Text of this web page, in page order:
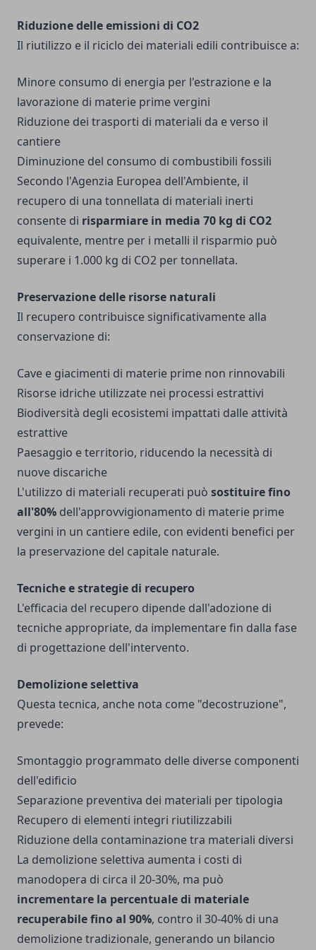
Riduzione delle emissioni di CO2
Il riutilizzo e il riciclo dei materiali edili contribuisce a:
Minore consumo di energia per l'estrazione e la
lavorazione di materie prime vergini
Riduzione dei trasporti di materiali da e verso il
cantiere
Diminuzione del consumo di combustibili fossili
Secondo l'Agenzia Europea dell'Ambiente, il
recupero di una tonnellata di materiali inerti
consente di risparmiare in media 70 kg di CO2
equivalente, mentre per i metalli il risparmio può
superare i 1.000 kg di CO2 per tonnellata.
Preservazione delle risorse naturali
Il recupero contribuisce significativamente alla
conservazione di:
Cave e giacimenti di materie prime non rinnovabili
Risorse idriche utilizzate nei processi estrattivi
Biodiversità degli ecosistemi impattati dalle attività
estrattive
Paesaggio e territorio, riducendo la necessità di
nuove discariche
L'utilizzo di materiali recuperati può sostituire fino
all'80% dell'approvvigionamento di materie prime
vergini in un cantiere edile, con evidenti benefici per
la preservazione del capitale naturale.
Tecniche e strategie di recupero
L'efficacia del recupero dipende dall'adozione di
tecniche appropriate, da implementare fin dalla fase
di progettazione dell'intervento.
Demolizione selettiva
Questa tecnica, anche nota come "decostruzione",
prevede:
Smontaggio programmato delle diverse componenti
dell'edificio
Separazione preventiva dei materiali per tipologia
Recupero di elementi integri riutilizzabili
Riduzione della contaminazione tra materiali diversi
La demolizione selettiva aumenta i costi di
manodopera di circa il 20-30%, ma può
incrementare la percentuale di materiale
recuperabile fino al 90%, contro il 30-40% di una
demolizione tradizionale, generando un bilancio